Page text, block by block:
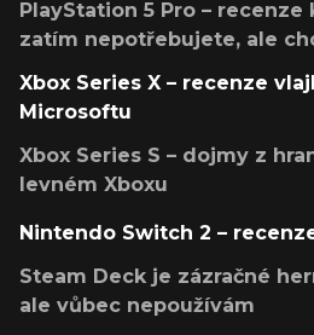
PlayStation 5 Pro –
zatím nepotřebujete, ale
Xbox Series X – recenze
Microsoftu
Xbox Series S – dojmy z
levném Xboxu
Nintendo Switch 2 –
Steam Deck je zázračné
ale vůbec nepoužívám